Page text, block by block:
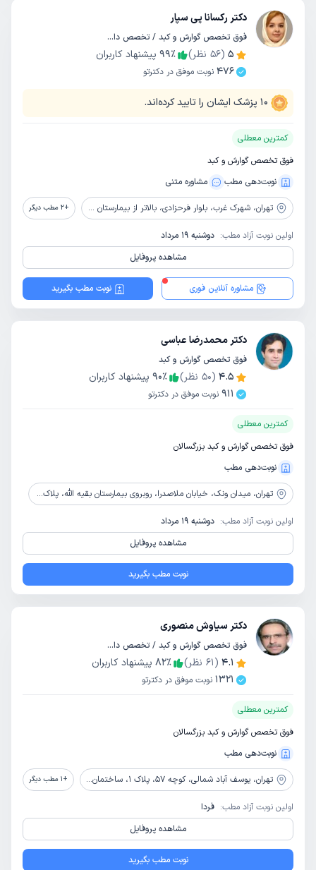
دکتر رکسانا پی سپار
فوق تخصص گوارش و کبد / تخصص داخلی
5
(
56 نظر) 99٪
پیشنهاد کاربران
476 نوبت موفق در دکترتو
10 پزشک ایشان را تایید کرده‌اند.
کمترین معطلی
فوق تخصص گوارش و کبد
نوبت‌دهی مطب
مشاوره‌ متنی
تهران، شهرک غرب، بلوار فرحزادی، بالاتر از بیمارستان آتیه، خیابان سادات، پلاک 29 +
2 مطب دیگر
اولین نوبت آزاد مطب: دوشنبه 19 مرداد
مشاهده پروفایل
مشاوره آنلاین فوری نوبت مطب بگیرید
دکتر محمدرضا عباسی
فوق تخصص گوارش و کبد
4.5
(
50 نظر) 90٪
پیشنهاد کاربران
911 نوبت موفق در دکترتو
کمترین معطلی
فوق تخصص گوارش و کبد بزرگسالان
نوبت‌دهی مطب
تهران، میدان ونک، خیابان ملاصدرا، روبروی بیمارستان بقیه الله، پلاک 175، ساختمان پزشکان امید، طبقه 6
اولین نوبت آزاد مطب: دوشنبه 19 مرداد
مشاهده پروفایل
نوبت مطب بگیرید
دکتر سیاوش منصوری
فوق تخصص گوارش و کبد / تخصص داخلی
4.1
(
61 نظر) 82٪
پیشنهاد کاربران
1321 نوبت موفق در دکترتو
کمترین معطلی
فوق تخصص گوارش و کبد بزرگسالان
نوبت‌دهی مطب
تهران، یوسف آباد شمالی، کوچه 57، پلاک 1، ساختمان پزشکان +
1 مطب دیگر
اولین نوبت آزاد مطب: فردا
مشاهده پروفایل
نوبت مطب بگیرید